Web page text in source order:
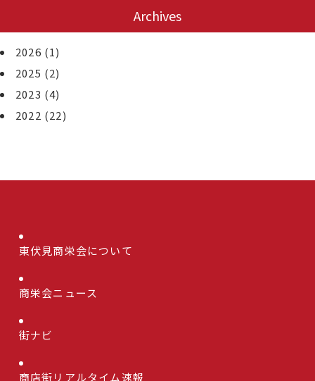
Archives
2026 (1)
2025 (2)
2023 (4)
2022 (22)
東伏見商栄会について
商栄会ニュース
街ナビ
商店街リアルタイム速報